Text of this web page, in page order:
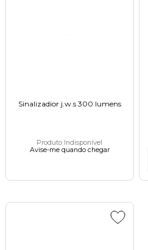
Sinalizadior j.w.s 300 lumens
Produto Indisponível
Avise-me quando chegar